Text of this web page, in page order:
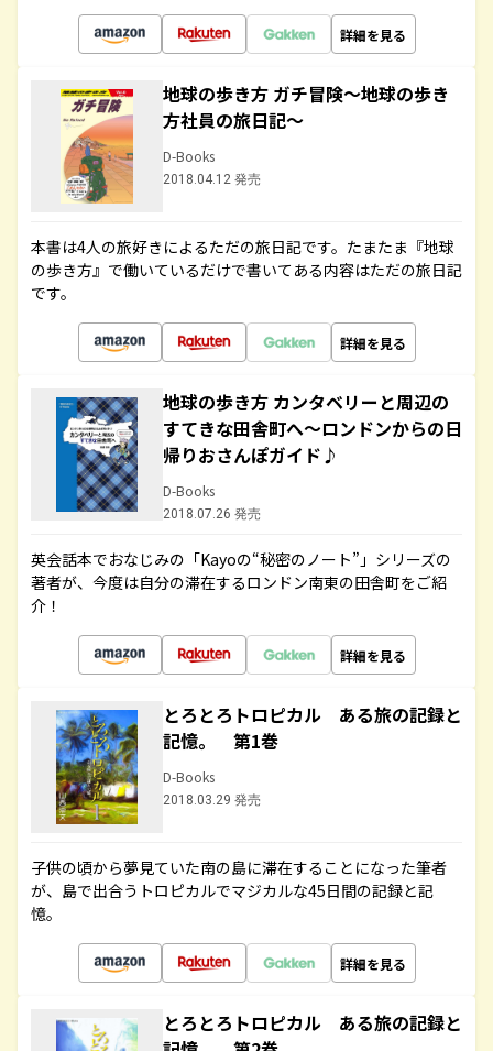
詳細を見る
地球の歩き方 ガチ冒険～地球の歩き
方社員の旅日記～
D-Books
2018.04.12 発売
本書は4人の旅好きによるただの旅日記です。たまたま『地球
の歩き方』で働いているだけで書いてある内容はただの旅日記
です。
詳細を見る
地球の歩き方 カンタベリーと周辺の
すてきな田舎町へ～ロンドンからの日
帰りおさんぽガイド♪
D-Books
2018.07.26 発売
英会話本でおなじみの「Kayoの“秘密のノート”」シリーズの
著者が、今度は自分の滞在するロンドン南東の田舎町をご紹
介！
詳細を見る
とろとろトロピカル ある旅の記録と
記憶。 第1巻
D-Books
2018.03.29 発売
子供の頃から夢見ていた南の島に滞在することになった筆者
が、島で出合うトロピカルでマジカルな45日間の記録と記
憶。
詳細を見る
とろとろトロピカル ある旅の記録と